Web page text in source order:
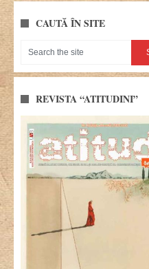
CAUTĂ ÎN SITE
REVISTA “ATITUDINI”